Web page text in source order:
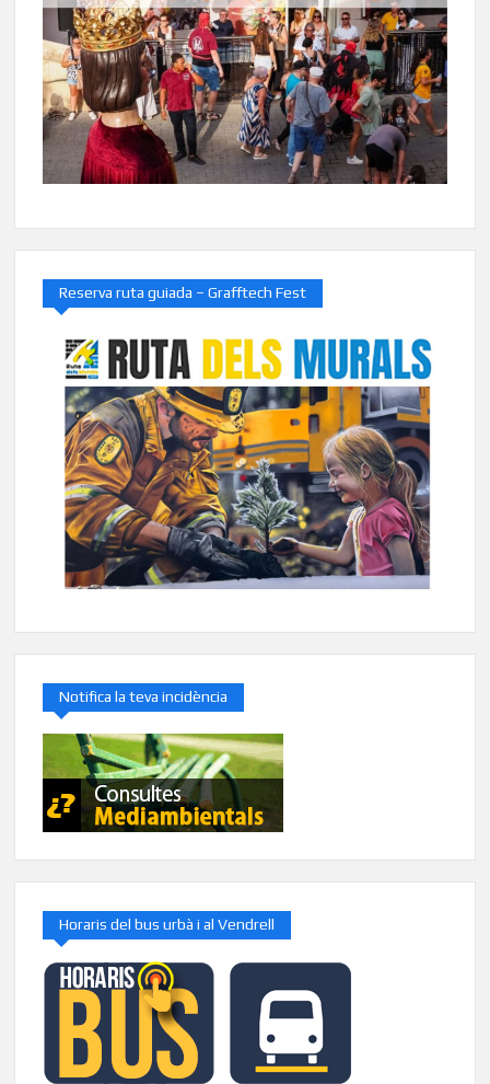
Reserva ruta guiada – Grafftech Fest
Notifica la teva incidència
Horaris del bus urbà i al Vendrell